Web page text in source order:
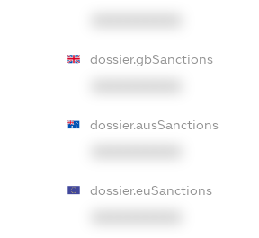
dossier.gbSanctions
dossier.ausSanctions
dossier.euSanctions